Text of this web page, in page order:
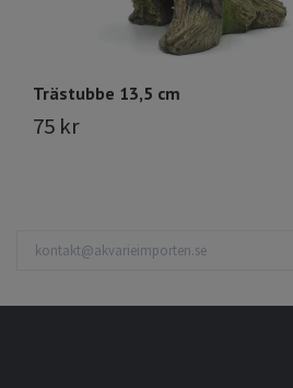
Trästubbe 13,5 cm
75 kr